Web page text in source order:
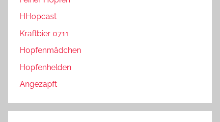
HHopcast
Kraftbier 0711
Hopfenmädchen
Hopfenhelden
Angezapft